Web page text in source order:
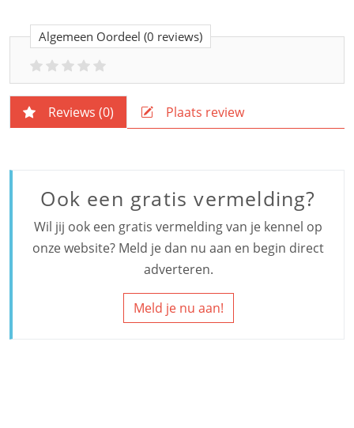
Algemeen Oordeel (0 reviews)
Reviews (0) Plaats review
Ook een gratis vermelding?
Wil jij ook een gratis vermelding van je kennel op
onze website? Meld je dan nu aan en begin direct
adverteren.
Meld je nu aan!